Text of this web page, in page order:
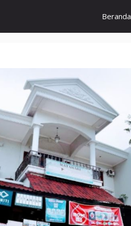
Beranda